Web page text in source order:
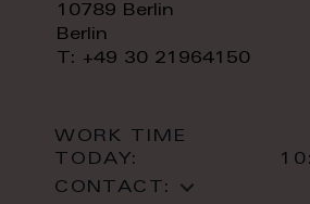
10789 Berlin
Berlin
T: +49 30 21964150
WORK TIME
TODAY:
CONTACT: